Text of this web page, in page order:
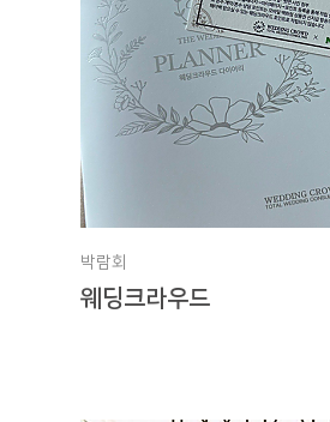
박람회
웨딩크라우드